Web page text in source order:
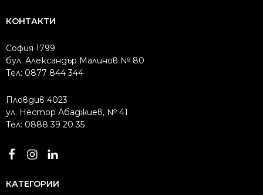
КОНТАКТИ
София 1799
бул. Александър Малинов № 80
Тел: 0877 844 344
Пловдив 4023
ул. Нестор Абаджиев, № 41
Тел: 0888 39 20 35
КАТЕГОРИИ